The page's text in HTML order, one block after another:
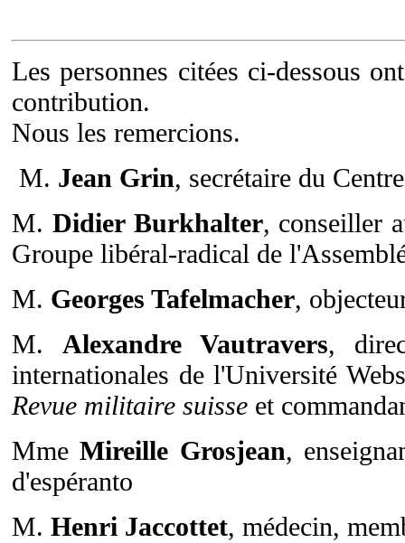
Les personnes citées ci-dessous
contribution.
Nous les remercions.
M. Jean Grin, secrétaire du
M. Didier Burkhalter, conseiller
Groupe libéral-radical de
M. Georges Tafelmacher,
M. Alexandre Vautravers,
internationales de l'Université
Revue militaire suisse et
MmeMireille Grosjean,
d'espéranto
M. Henri Jaccottet, médecin,